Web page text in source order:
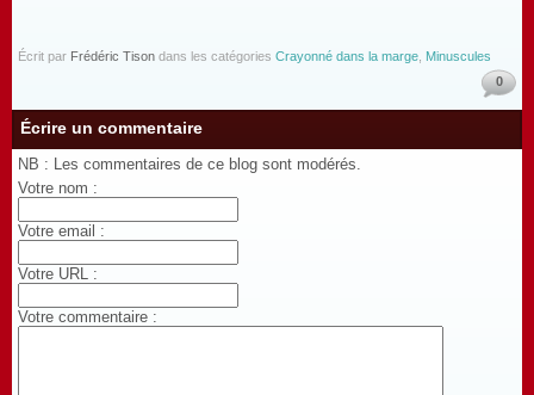
Écrit par Frédéric Tison dans les catégories Crayonné dans la marge Minuscules
0
Écrire un commentaire
NB : Les commentaires de ce blog sont modérés.
Votre nom :
Votre email :
Votre URL :
Votre commentaire :